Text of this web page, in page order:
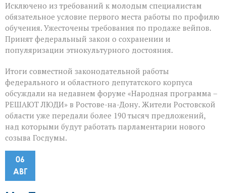
Исключено из требований к молодым специалистам
обязательное условие первого места работы по профилю
обучения. Ужесточены требования по продаже вейпов.
Принят федеральный закон о сохранении и
популяризации этнокультурного достояния.
Итоги совместной законодательной работы
федерального и областного депутатского корпуса
обсуждали на недавнем форуме «Народная программа –
РЕШАЮТ ЛЮДИ» в Ростове-на-Дону. Жители Ростовской
области уже передали более 190 тысяч предложений,
над которыми будут работать парламентарии нового
созыва Госдумы.
06
АВГ